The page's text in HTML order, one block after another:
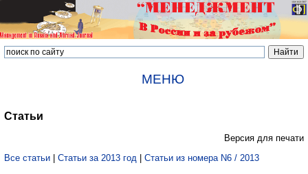
МЕНЮ
Статьи
Версия для печати
Все статьи | Статьи за 2013 год | Статьи из номера N6 / 2013